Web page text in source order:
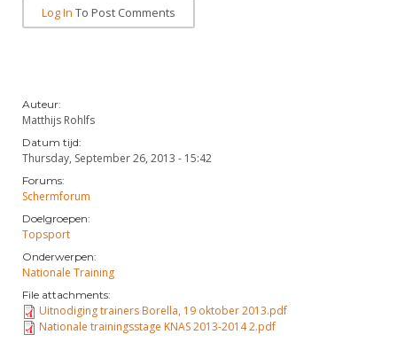
Log In To Post Comments
Auteur:
Matthijs Rohlfs
Datum tijd:
Thursday, September 26, 2013 - 15:42
Forums:
Schermforum
Doelgroepen:
Topsport
Onderwerpen:
Nationale Training
File attachments:
Uitnodiging trainers Borella, 19 oktober 2013.pdf
Nationale trainingsstage KNAS 2013-2014 2.pdf